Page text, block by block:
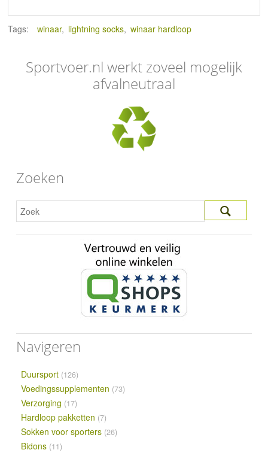
Tags: winaar, lightning socks, winaar hardloop
Sportvoer.nl werkt zoveel mogelijk
afvalneutraal
Zoeken
Navigeren
Duursport (126)
Voedingssupplementen (73)
Verzorging (17)
Hardloop pakketten (7)
Sokken voor sporters (26)
Bidons (11)